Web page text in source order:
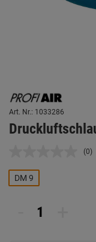
Art. Nr.: 1033286
Kein
(0)
DM 9